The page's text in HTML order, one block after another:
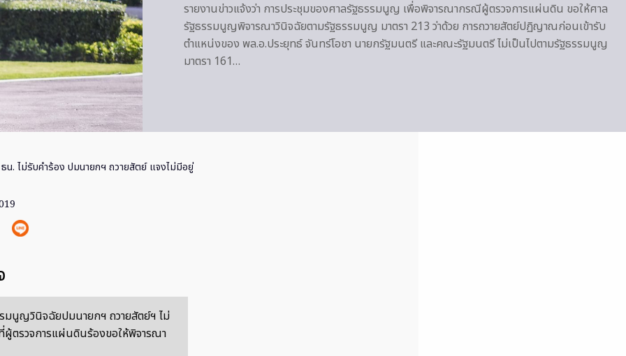
รายงานข่าวแจ้งว่า การประชุมของศาลรัฐธรรมนูญ เพื่อพิจารณากรณีผู้ตรวจการแผ่นดิน ขอให้ศาล
รัฐธรรมนูญพิจารณาวินิจฉัยตามรัฐธรรมนูญ มาตรา 213 ว่าด้วย การถวายสัตย์ปฏิญาณก่อนเข้ารับ
ตำแหน่งของ พล.อ.ประยุทธ์ จันทร์โอชา นายกรัฐมนตรี และคณะรัฐมนตรี ไม่เป็นไปตามรัฐธรรมนูญ
มาตรา 161…
น. ไม่รับคำร้อง ปมนายกฯ ถวายสัตย์ แจงไม่มีอยู่
มนูญวินิจฉัยปมนายกฯ ถวายสัตย์ฯ ไม่
ผู้ตรวจการแผ่นดินร้องขอให้พิจารณา